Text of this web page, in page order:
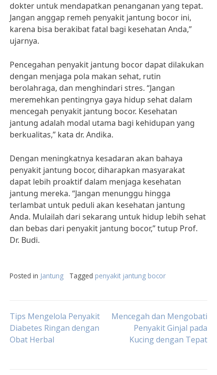
dokter untuk mendapatkan penanganan yang tepat.
Jangan anggap remeh penyakit jantung bocor ini,
karena bisa berakibat fatal bagi kesehatan Anda,”
ujarnya.
Pencegahan penyakit jantung bocor dapat dilakukan
dengan menjaga pola makan sehat, rutin
berolahraga, dan menghindari stres. “Jangan
meremehkan pentingnya gaya hidup sehat dalam
mencegah penyakit jantung bocor. Kesehatan
jantung adalah modal utama bagi kehidupan yang
berkualitas,” kata dr. Andika.
Dengan meningkatnya kesadaran akan bahaya
penyakit jantung bocor, diharapkan masyarakat
dapat lebih proaktif dalam menjaga kesehatan
jantung mereka. “Jangan menunggu hingga
terlambat untuk peduli akan kesehatan jantung
Anda. Mulailah dari sekarang untuk hidup lebih sehat
dan bebas dari penyakit jantung bocor,” tutup Prof.
Dr. Budi.
Posted in Jantung Tagged penyakit jantung bocor
Post
navigation
Tips Mengelola Penyakit
Diabetes Ringan dengan
Obat Herbal
Mencegah dan Mengobati
Penyakit Ginjal pada
Kucing dengan Tepat